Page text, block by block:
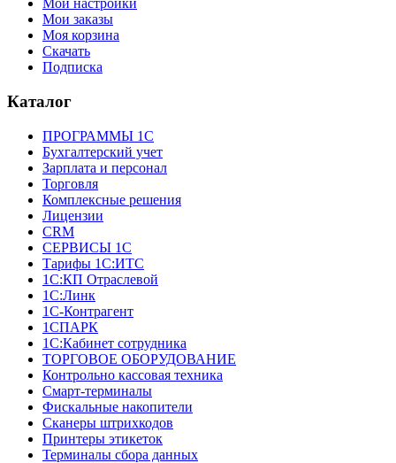
Мои настройки
Мои заказы
Моя корзина
Скачать
Подписка
Каталог
ПРОГРАММЫ 1С
Бухгалтерский учет
Зарплата и персонал
Торговля
Комплексные решения
Лицензии
CRM
СЕРВИСЫ 1С
Тарифы 1С:ИТС
1С:КП Отраслевой
1С:Линк
1С-Контрагент
1СПАРК
1С:Кабинет сотрудника
ТОРГОВОЕ ОБОРУДОВАНИЕ
Контрольно кассовая техника
Смарт-терминалы
Фискальные накопители
Сканеры штрихкодов
Принтеры этикеток
Терминалы сбора данных